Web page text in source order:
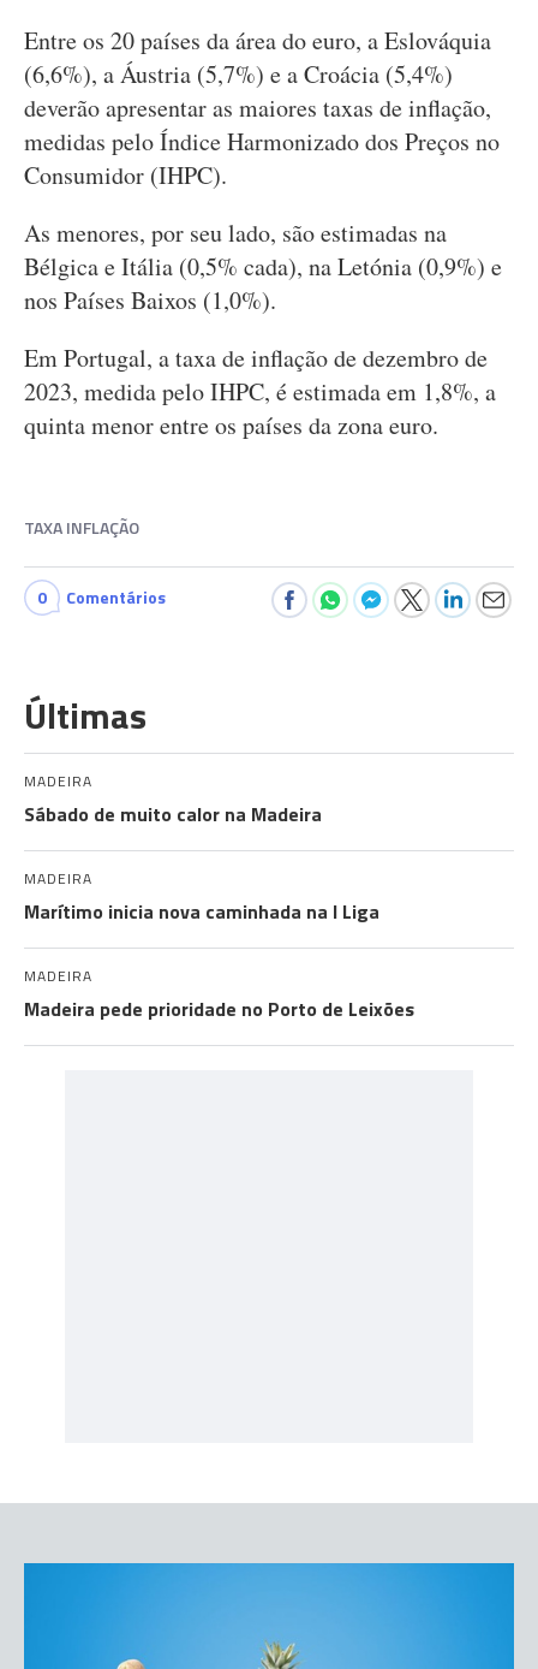
Entre os 20 países da área do euro, a Eslováquia
(6,6%), a Áustria (5,7%) e a Croácia (5,4%)
deverão apresentar as maiores taxas de inflação,
medidas pelo Índice Harmonizado dos Preços no
Consumidor (IHPC).
As menores, por seu lado, são estimadas na
Bélgica e Itália (0,5% cada), na Letónia (0,9%) e
nos Países Baixos (1,0%).
Em Portugal, a taxa de inflação de dezembro de
2023, medida pelo IHPC, é estimada em 1,8%, a
quinta menor entre os países da zona euro.
TAXA INFLAÇÃO
0 Comentários
Últimas
MADEIRA
Sábado de muito calor na Madeira
MADEIRA
Marítimo inicia nova caminhada na I Liga
MADEIRA
Madeira pede prioridade no Porto de Leixões